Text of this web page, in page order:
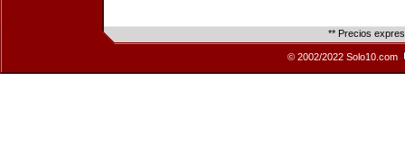
** Precios
© 2002/2022 Solo10.com